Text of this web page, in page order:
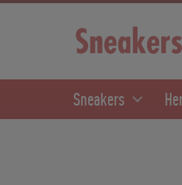
Sneakers